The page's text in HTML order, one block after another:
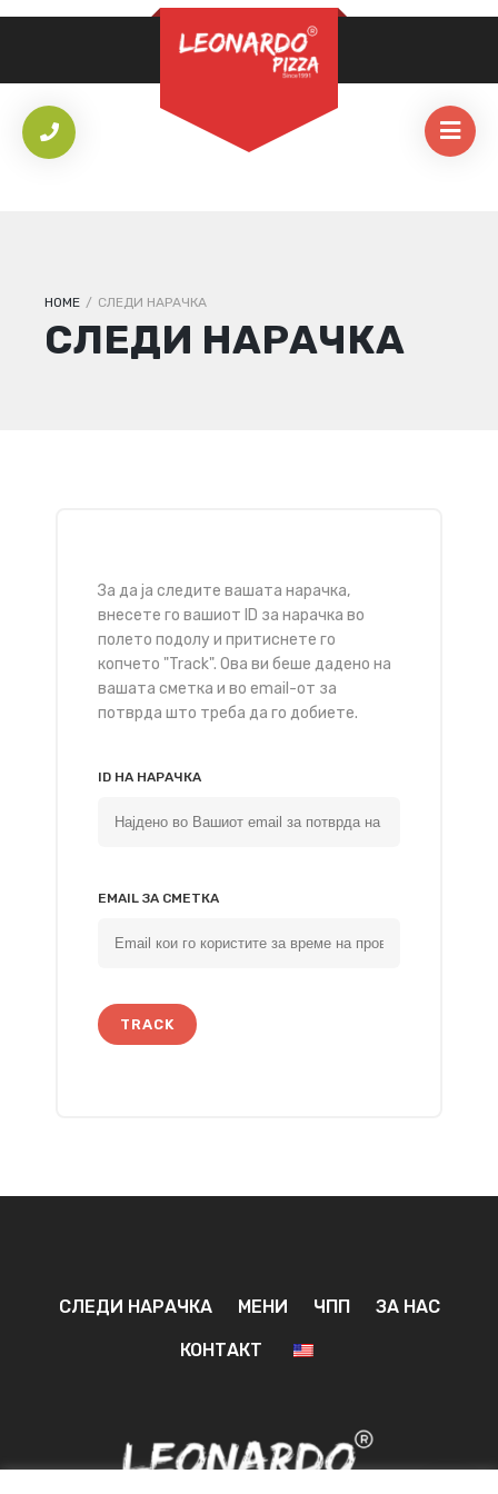
*
HOME / СЛЕДИ НАРАЧКА
СЛЕДИ НАРАЧКА
За да ја следите вашата нарачка,
внесете го вашиот ID за нарачка во
полето подолу и притиснете го
копчето "Track". Ова ви беше дадено на
вашата сметка и во email-от за
потврда што треба да го добиете.
ID НА НАРАЧКА
EMAIL ЗА СМЕТКА
TRACK
СЛЕДИ НАРАЧКА МЕНИ ЧПП ЗА НАС
КОНТАКТ